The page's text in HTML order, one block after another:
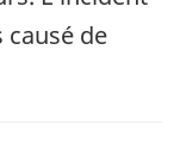
causé de